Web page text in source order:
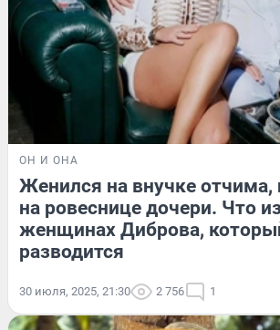
ОН И ОНА
Женился на внучке
на ровеснице дочери. Что
женщинах Диброва,
разводится
30 июля, 2025, 21:30 2 756 1